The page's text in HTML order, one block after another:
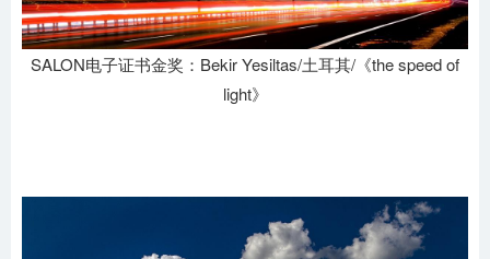
SALON电子证书金奖：Bekir Yesiltas/土耳其/《the speed of
light》